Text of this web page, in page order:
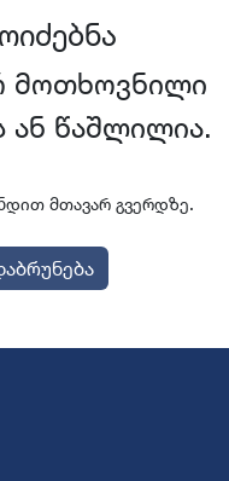
მოთხოვნილი
ან წაშლილია.
მთავარ გვერდზე.